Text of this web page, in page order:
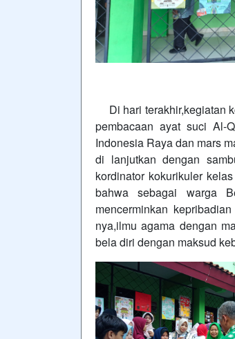
Di hari terakhir,kegiatan
pembacaan ayat suci Al-
Indonesia Raya dan mars
di lanjutkan dengan
kordinator kokurikuler
bahwa sebagai warga
mencerminkan
nya,ilmu agama dengan
bela diri dengan maksud